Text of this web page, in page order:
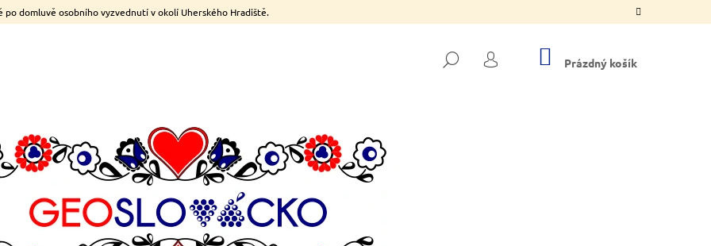
po domluvě osobního vyzvednutí v okolí Uherského Hradiště.
HLEDAT
PŘIHLÁŠENÍ
NÁKUPNÍ
KOŠÍK
Prázdný košík
HLEDAT
DOPORUČUJEME